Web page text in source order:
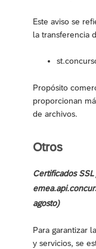
Este aviso se
la transferencia
Propósito
proporcionan
de archivos.
Otros
Certificados
agosto)
Para garantizar
y servicios, se